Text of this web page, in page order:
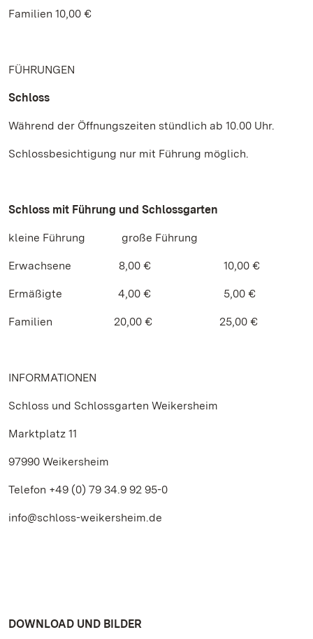
Familien 10,00 €
FÜHRUNGEN
Schloss
Während der Öffnungszeiten stündlich ab 10.00 Uhr.
Schlossbesichtigung nur mit Führung möglich.
Schloss mit Führung und Schlossgarten
kleine Führung große Führung
Erwachsene 8,00 € 10,00 €
Ermäßigte 4,00 € 5,00 €
Familien 20,00 € 25,00 €
INFORMATIONEN
Schloss und Schlossgarten Weikersheim
Marktplatz 11
97990 Weikersheim
Telefon +49 (0) 79 34.9 92 95-0
info@schloss-weikersheim.de
DOWNLOAD UND BILDER